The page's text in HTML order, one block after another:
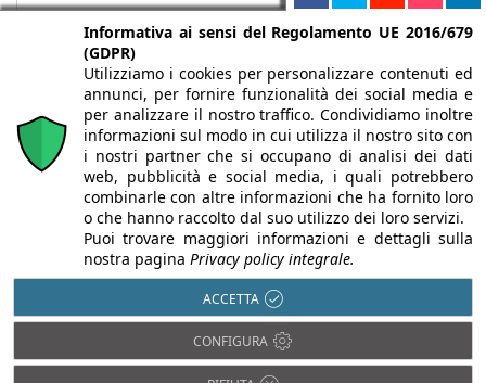
Chi siamo Autori Per la tua pubblicità
Iscriviti alla
newsletter
Infobuild è testata registrata presso il Tribunale di Milano al n° 63
dell’8/3/2013 - ISSN 2282-2267
Informativa ai sensi del Regolamento UE 2016/679
(GDPR)
Utilizziamo i cookies per personalizzare contenuti ed
annunci, per fornire funzionalità dei social media e
per analizzare il nostro traffico. Condividiamo inoltre
informazioni sul modo in cui utilizza il nostro sito con
i nostri partner che si occupano di analisi dei dati
web, pubblicità e social media, i quali potrebbero
combinarle con altre informazioni che ha fornito loro
o che hanno raccolto dal suo utilizzo dei loro servizi.
Puoi trovare maggiori informazioni e dettagli sulla
nostra pagina Privacy policy integrale.
ACCETTA
CONFIGURA